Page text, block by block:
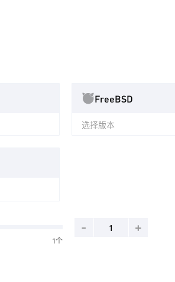
FreeBSD
选择版本
1个
- +